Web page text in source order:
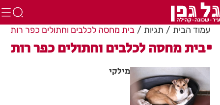
עמוד הבית תגיות בית מחסה לכלבים וחתולים כפר רות
בית מחסה לכלבים וחתולים כפר רות
מילקי